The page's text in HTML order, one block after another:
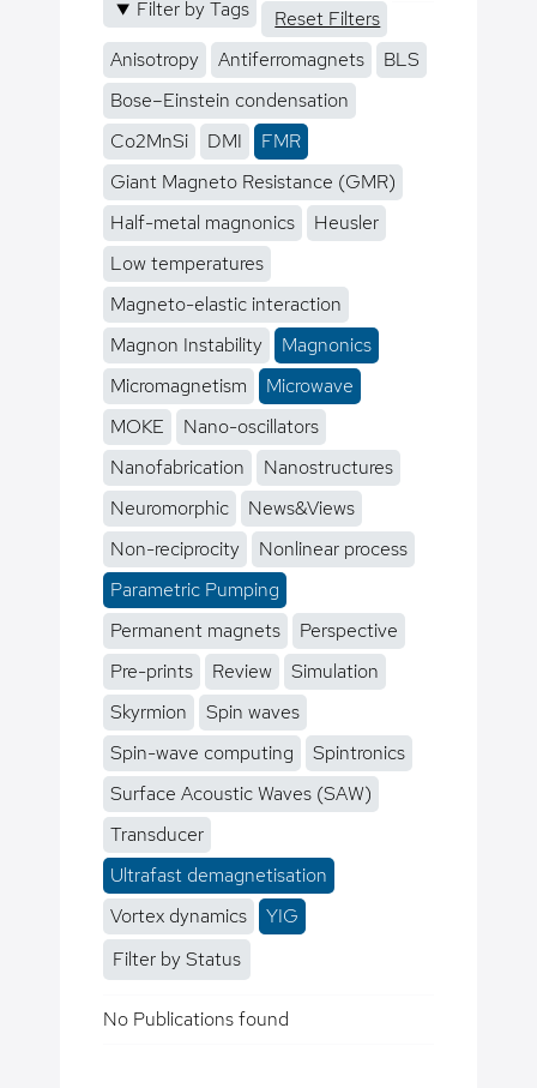
Filter by Tags
Reset Filters
Anisotropy
Antiferromagnets
BLS
Bose–Einstein condensation
Co2MnSi
DMI
FMR
Giant Magneto Resistance (GMR)
Half-metal magnonics
Heusler
Low temperatures
Magneto-elastic interaction
Magnon Instability
Magnonics
Micromagnetism
Microwave
MOKE
Nano-oscillators
Nanofabrication
Nanostructures
Neuromorphic
News&Views
Non-reciprocity
Nonlinear process
Parametric Pumping
Permanent magnets
Perspective
Pre-prints
Review
Simulation
Skyrmion
Spin waves
Spin-wave computing
Spintronics
Surface Acoustic Waves (SAW)
Transducer
Ultrafast demagnetisation
Vortex dynamics
YIG
Filter by Status
No Publications found